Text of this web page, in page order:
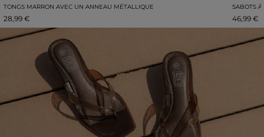
TONGS MARRON AVEC UN ANNEAU MÉTALLIQUE
28,99 €
SABOTS
46,99 €